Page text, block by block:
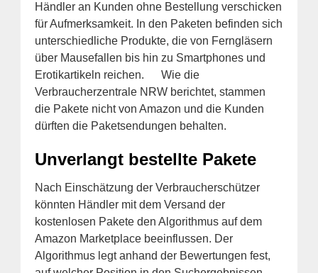
Händler an Kunden ohne Bestellung verschicken
für Aufmerksamkeit. In den Paketen befinden sich
unterschiedliche Produkte, die von Ferngläsern
über Mausefallen bis hin zu Smartphones und
Erotikartikeln reichen. Wie die
Verbraucherzentrale NRW berichtet, stammen
die Pakete nicht von Amazon und die Kunden
dürften die Paketsendungen behalten.
Unverlangt bestellte Pakete
Nach Einschätzung der Verbraucherschützer
könnten Händler mit dem Versand der
kostenlosen Pakete den Algorithmus auf dem
Amazon Marketplace beeinflussen. Der
Algorithmus legt anhand der Bewertungen fest,